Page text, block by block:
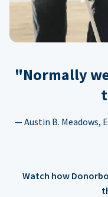
"Normally
— Austin B. Meadows,
Watch how